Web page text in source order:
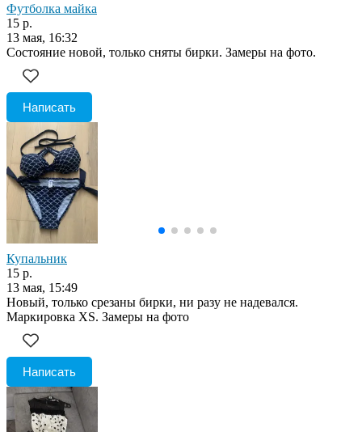
Футболка майка
15 р.
13 мая, 16:32
Состояние новой, только сняты бирки. Замеры на фото.
Написать
Купальник
15 р.
13 мая, 15:49
Новый, только срезаны бирки, ни разу не надевался.
Маркировка XS. Замеры на фото
Написать